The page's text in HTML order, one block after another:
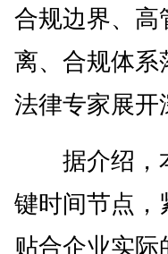
合规边界、高
离、合规体系
法律专家展开
据介绍，本
键时间节点，
贴合企业实